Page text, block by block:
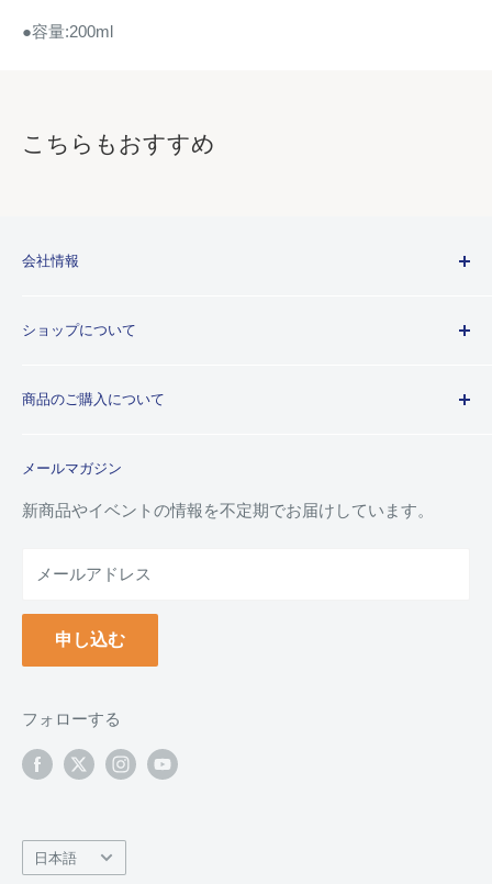
●容量:200ml
こちらもおすすめ
会社情報
歴史
ショップについて
利用規約
商品のご購入について
よくあるご質問
お支払い方法について
納品書(領収書)について
万年毛筆の名入れについて
クーポンについて
返品について
返品・交換フォーム
お問い合わせ
メールマガジン
新商品やイベントの情報を不定期でお届けしています。
メールアドレス
申し込む
フォローする
語
日本語